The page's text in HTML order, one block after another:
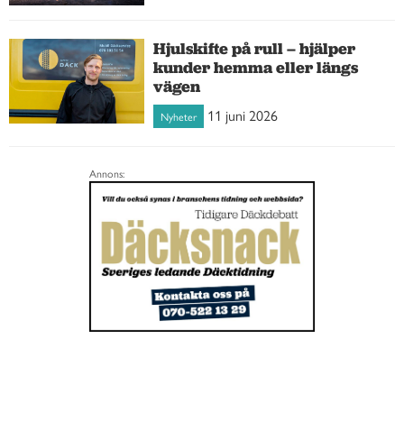
Hjulskifte på rull – hjälper
kunder hemma eller längs
vägen
Nyheter 11 juni 2026
Annons: